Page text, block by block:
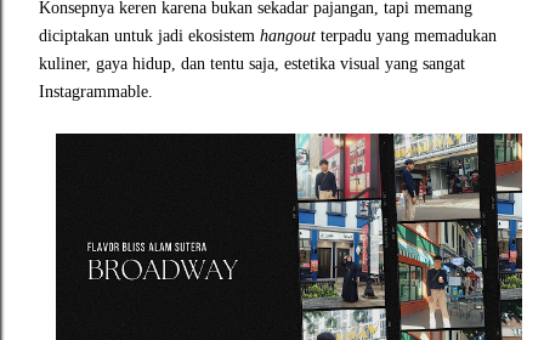
Konsepnya keren karena bukan sekadar pajangan, tapi memang
diciptakan untuk jadi ekosistem hangout terpadu yang memadukan
kuliner, gaya hidup, dan tentu saja, estetika visual yang sangat
Instagrammable.